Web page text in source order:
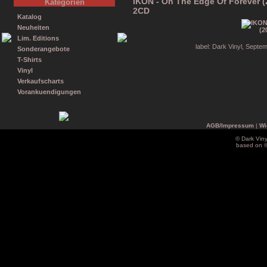
Kategorien
Katalog
Neuheiten
Lim. Editions
Sonderangebote
T-Shirts
Vinyl
Verkaufscharts
Vorankuendigungen
2CD
label: Dark Vinyl,
AGB/Impressum|
© Dark
based on